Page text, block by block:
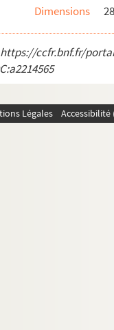
Dimensions
https://ccfr.bnf.fr/
Légales